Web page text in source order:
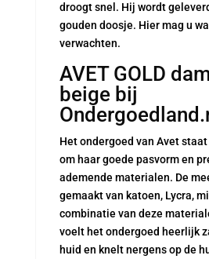
droogt snel. Hij wordt
gouden doosje. Hier mag u
verwachten.
AVET GOLD
beige bij
Het ondergoed van Avet
om haar goede pasvorm en
ademende materialen. De
gemaakt van katoen, Lycra,
combinatie van deze
voelt het ondergoed heerlijk
huid en knelt nergens op de